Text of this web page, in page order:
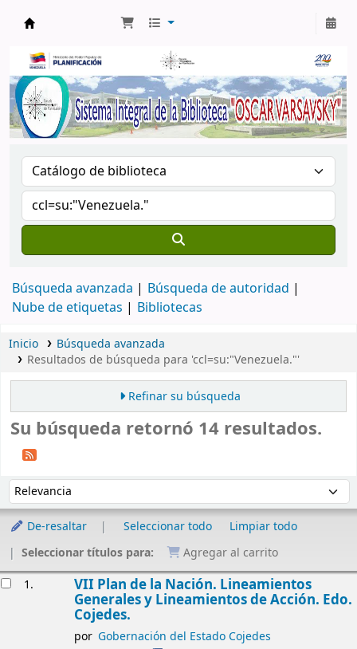
Búsqueda avanzada
Búsqueda de autoridad
Nube de etiquetas
Bibliotecas
Inicio
Búsqueda avanzada
Resultados de búsqueda para 'ccl=su:"Venezuela."'
Refinar su búsqueda
Su búsqueda retornó 14 resultados.
Ordenar por:
De-resaltar Seleccionar todo
Limpiar todo
Seleccionar títulos para:
Agregar al carrito
1. VII Plan de la Nación. Lineamientos
Generales y Lineamientos de Acción. Edo.
Cojedes.
por Gobernación del Estado Cojedes